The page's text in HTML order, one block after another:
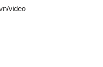
video